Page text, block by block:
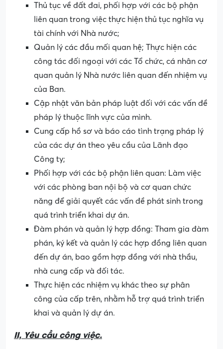
Thủ tục về đất đai, phối hợp với các bộ phận
liên quan trong việc thực hiện thủ tục nghĩa vụ
tài chính với Nhà nước;
Quản lý các đầu mối quan hệ; Thực hiện các
công tác đối ngoại với các Tổ chức, cá nhân cơ
quan quản lý Nhà nước liên quan đến nhiệm vụ
của Ban.
Cập nhật văn bản pháp luật đối với các vấn đề
pháp lý thuộc lĩnh vực của mình.
Cung cấp hồ sơ và báo cáo tình trạng pháp lý
của các dự án theo yêu cầu của Lãnh đạo
Công ty;
Phối hợp với các bộ phận liên quan: Làm việc
với các phòng ban nội bộ và cơ quan chức
năng để giải quyết các vấn đề phát sinh trong
quá trình triển khai dự án.
Đàm phán và quản lý hợp đồng: Tham gia đàm
phán, ký kết và quản lý các hợp đồng liên quan
đến dự án, bao gồm hợp đồng với nhà thầu,
nhà cung cấp và đối tác.
Thực hiện các nhiệm vụ khác theo sự phân
công của cấp trên, nhằm hỗ trợ quá trình triển
khai và quản lý dự án.
II, Yêu cầu công việc.